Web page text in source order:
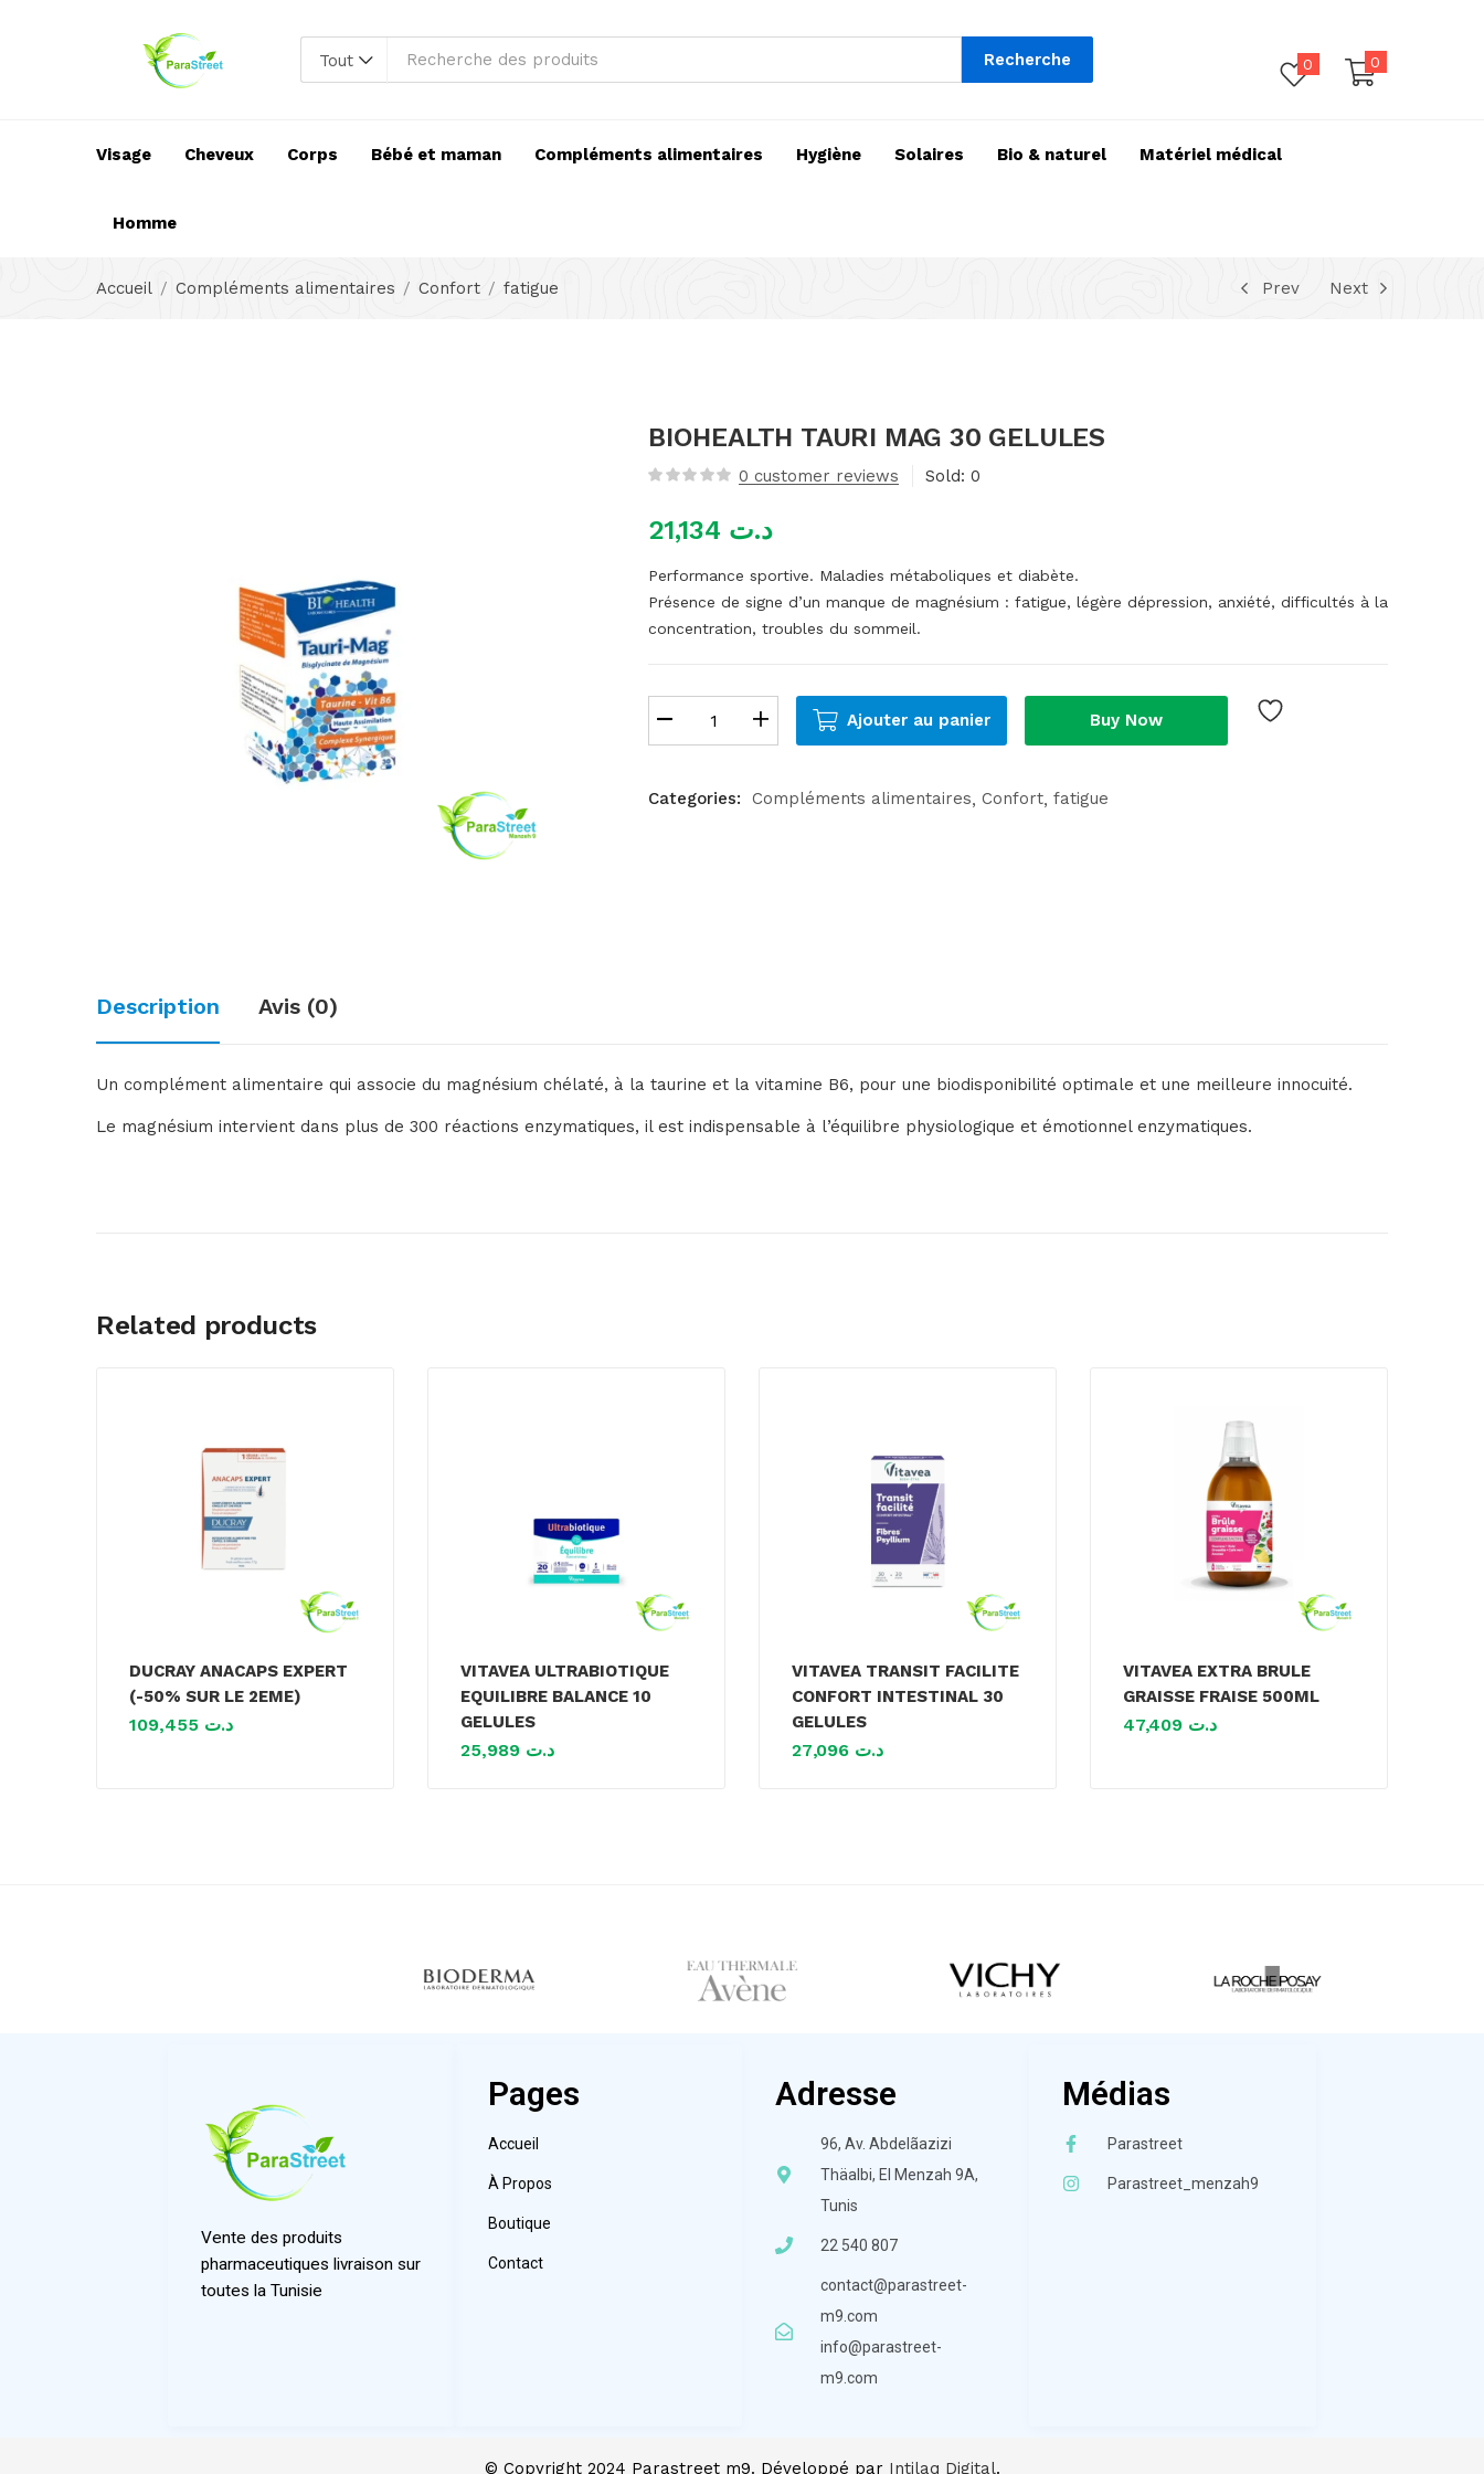
Tout Recherche 0 0
Visage Cheveux Corps Bébé et maman Compléments alimentaires Hygiène Solaires Bio & naturel Matériel médical
Homme
Accueil Compléments alimentaires Confort fatigue Prev Next
BIOHEALTH TAURI MAG 30 GELULES
0 customer reviews Sold: 0
د.ت
Performance sportive. Maladies métaboliques et diabète.
Présence de signe d’un manque de magnésium : fatigue, légère dépression, anxiété, difficultés à la
concentration, troubles du sommeil.
Ajouter au panier Buy Now
Categories: Compléments alimentaires Confort fatigue
Description Avis (0)
Un complément alimentaire qui associe du magnésium chélaté, à la taurine et la vitamine B6, pour une biodisponibilité optimale et une meilleure innocuité.
Le magnésium intervient dans plus de 300 réactions enzymatiques, il est indispensable à l’équilibre physiologique et émotionnel enzymatiques.
Related products
DUCRAY ANACAPS EXPERT
(-50% SUR LE 2EME)
د.ت
VITAVEA ULTRABIOTIQUE
EQUILIBRE BALANCE 10
GELULES
د.ت
VITAVEA TRANSIT FACILITE
CONFORT INTESTINAL 30
GELULES
د.ت
VITAVEA EXTRA BRULE
GRAISSE FRAISE 500ML
د.ت
Vente des produits
pharmaceutiques livraison sur
toutes la Tunisie
Pages
Accueil
À Propos
Boutique
Contact
Adresse
96, Av. Abdelãazizi
Thäalbi, El Menzah 9A,
Tunis
22 540 807
contact@parastreet-
m9.com
info@parastreet-
m9.com
Médias
Parastreet
Parastreet_menzah9
© Copyright 2024 Parastreet m9. Développé par Intilaq Digital.